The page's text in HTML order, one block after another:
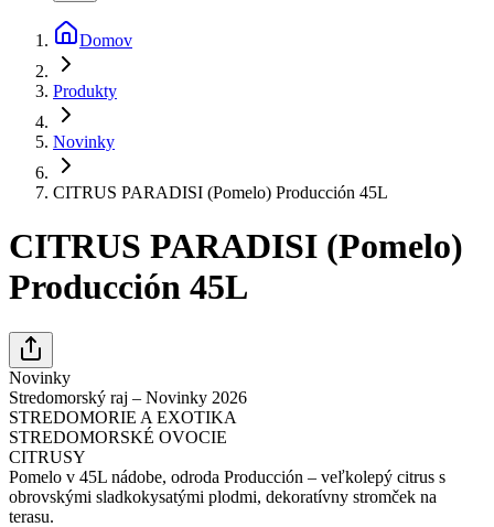
Domov
Produkty
Novinky
CITRUS PARADISI (Pomelo) Producción 45L
CITRUS PARADISI (Pomelo)
Producción 45L
Novinky
Stredomorský raj – Novinky 2026
STREDOMORIE A EXOTIKA
STREDOMORSKÉ OVOCIE
CITRUSY
Pomelo v 45L nádobe, odroda Producción – veľkolepý citrus s
obrovskými sladkokysatými plodmi, dekoratívny stromček na
terasu.